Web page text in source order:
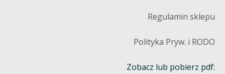
Regulamin sklepu
Polityka Pryw. i RODO
Zobacz lub pobierz pdf: